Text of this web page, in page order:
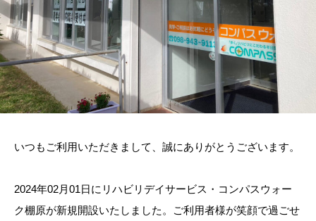
いつもご利用いただきまして、誠にありがとうございます。
2024年02月01日にリハビリデイサービス・コンパスウォー
ク棚原が新規開設いたしました。ご利用者様が笑顔で過ごせ